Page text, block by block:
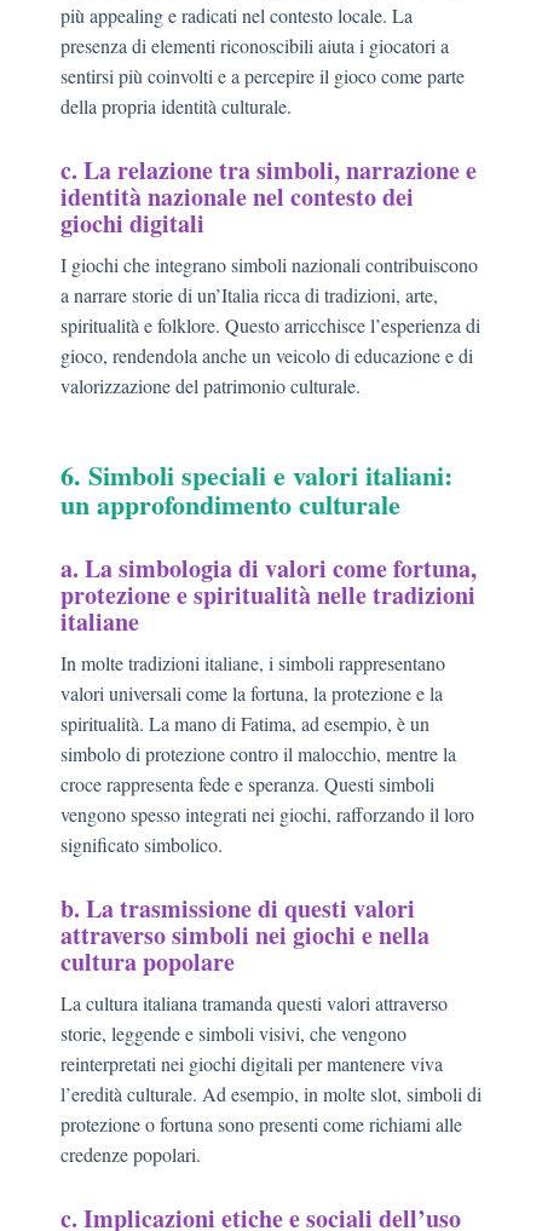
più appealing e radicati nel contesto locale. La
presenza di elementi riconoscibili aiuta i giocatori a
sentirsi più coinvolti e a percepire il gioco come parte
della propria identità culturale.
c. La relazione tra simboli, narrazione e
identità nazionale nel contesto dei
giochi digitali
I giochi che integrano simboli nazionali contribuiscono
a narrare storie di un’Italia ricca di tradizioni, arte,
spiritualità e folklore. Questo arricchisce l’esperienza di
gioco, rendendola anche un veicolo di educazione e di
valorizzazione del patrimonio culturale.
6. Simboli speciali e valori italiani:
un approfondimento culturale
a. La simbologia di valori come fortuna,
protezione e spiritualità nelle tradizioni
italiane
In molte tradizioni italiane, i simboli rappresentano
valori universali come la fortuna, la protezione e la
spiritualità. La mano di Fatima, ad esempio, è un
simbolo di protezione contro il malocchio, mentre la
croce rappresenta fede e speranza. Questi simboli
vengono spesso integrati nei giochi, rafforzando il loro
significato simbolico.
b. La trasmissione di questi valori
attraverso simboli nei giochi e nella
cultura popolare
La cultura italiana tramanda questi valori attraverso
storie, leggende e simboli visivi, che vengono
reinterpretati nei giochi digitali per mantenere viva
l’eredità culturale. Ad esempio, in molte slot, simboli di
protezione o fortuna sono presenti come richiami alle
credenze popolari.
c. Implicazioni etiche e sociali dell’uso